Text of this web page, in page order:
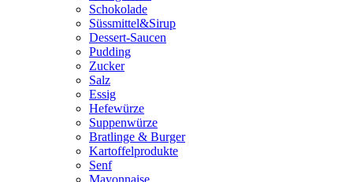
Schokolade
Süssmittel&Sirup
Dessert-Saucen
Pudding
Zucker
Salz
Essig
Hefewürze
Suppenwürze
Bratlinge & Burger
Kartoffelprodukte
Senf